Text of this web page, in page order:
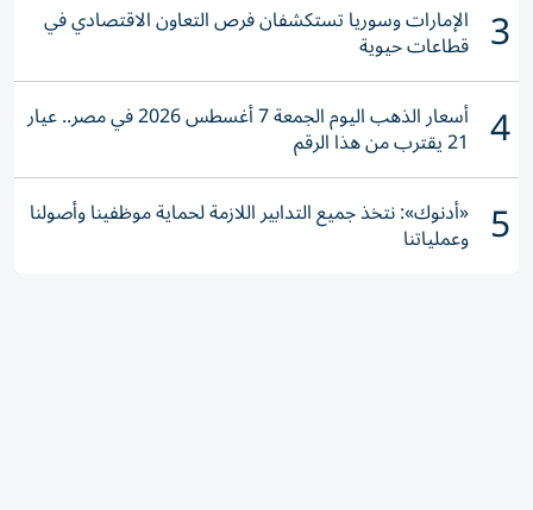
3 الإمارات وسوريا تستكشفان فرص التعاون الاقتصادي في
قطاعات حيوية
4 أسعار الذهب اليوم الجمعة 7 أغسطس 2026 في مصر.. عيار
21 يقترب من هذا الرقم
5 «أدنوك»: نتخذ جميع التدابير اللازمة لحماية موظفينا وأصولنا
وعملياتنا